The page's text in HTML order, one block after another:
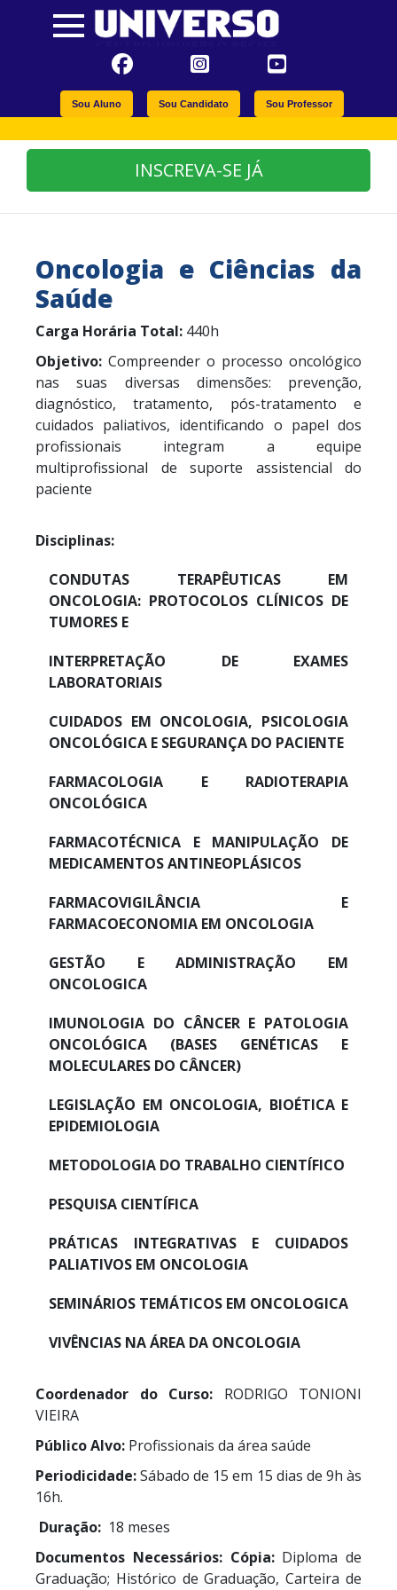
Sou Aluno Sou Candidato Sou Professor
INSCREVA-SE JÁ
Oncologia e Ciências da
Saúde
Carga Horária Total: 440h
Objetivo: Compreender o processo oncológico
nas suas diversas dimensões: prevenção,
diagnóstico, tratamento, pós-tratamento e
cuidados paliativos, identificando o papel dos
profissionais integram a equipe
multiprofissional de suporte assistencial do
paciente
Disciplinas:
CONDUTAS TERAPÊUTICAS EM
ONCOLOGIA: PROTOCOLOS CLÍNICOS DE
TUMORES E
INTERPRETAÇÃO DE EXAMES
LABORATORIAIS
CUIDADOS EM ONCOLOGIA, PSICOLOGIA
ONCOLÓGICA E SEGURANÇA DO PACIENTE
FARMACOLOGIA E RADIOTERAPIA
ONCOLÓGICA
FARMACOTÉCNICA E MANIPULAÇÃO DE
MEDICAMENTOS ANTINEOPLÁSICOS
FARMACOVIGILÂNCIA E
FARMACOECONOMIA EM ONCOLOGIA
GESTÃO E ADMINISTRAÇÃO EM
ONCOLOGICA
IMUNOLOGIA DO CÂNCER E PATOLOGIA
ONCOLÓGICA (BASES GENÉTICAS E
MOLECULARES DO CÂNCER)
LEGISLAÇÃO EM ONCOLOGIA, BIOÉTICA E
EPIDEMIOLOGIA
METODOLOGIA DO TRABALHO CIENTÍFICO
PESQUISA CIENTÍFICA
PRÁTICAS INTEGRATIVAS E CUIDADOS
PALIATIVOS EM ONCOLOGIA
SEMINÁRIOS TEMÁTICOS EM ONCOLOGICA
VIVÊNCIAS NA ÁREA DA ONCOLOGIA
Coordenador do Curso: RODRIGO TONIONI
VIEIRA
Público Alvo: Profissionais da área saúde
Periodicidade:Sábado de 15 em 15 dias de 9h às
16h.
Duração: 18 meses
Documentos Necessários: Cópia:Diploma de
Graduação; Histórico de Graduação, Carteira de